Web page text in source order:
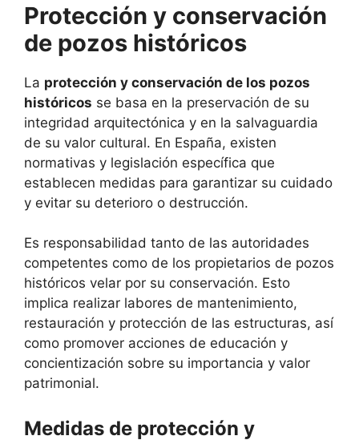
Protección y conservación
de pozos históricos
La protección y conservación de los pozos
históricos se basa en la preservación de su
integridad arquitectónica y en la salvaguardia
de su valor cultural. En España, existen
normativas y legislación específica que
establecen medidas para garantizar su cuidado
y evitar su deterioro o destrucción.
Es responsabilidad tanto de las autoridades
competentes como de los propietarios de pozos
históricos velar por su conservación. Esto
implica realizar labores de mantenimiento,
restauración y protección de las estructuras, así
como promover acciones de educación y
concientización sobre su importancia y valor
patrimonial.
Medidas de protección y